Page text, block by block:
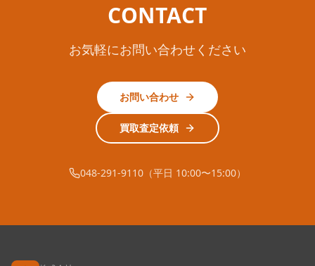
CONTACT
お気軽にお問い合わせください
お問い合わせ
買取査定依頼
048-291-9110（平日 10:00〜15:00）